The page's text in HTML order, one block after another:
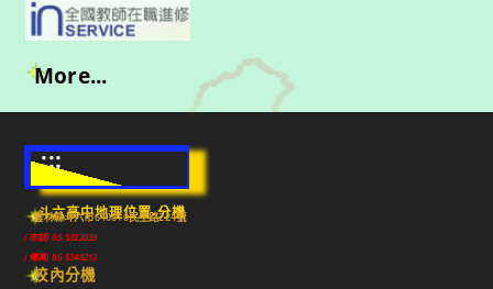
More...
:::
斗六高中地理位置-分機
雲林縣斗六市640010民生路224號
(市話) 05-5322039
(傳真) 05-5348213
校內分機